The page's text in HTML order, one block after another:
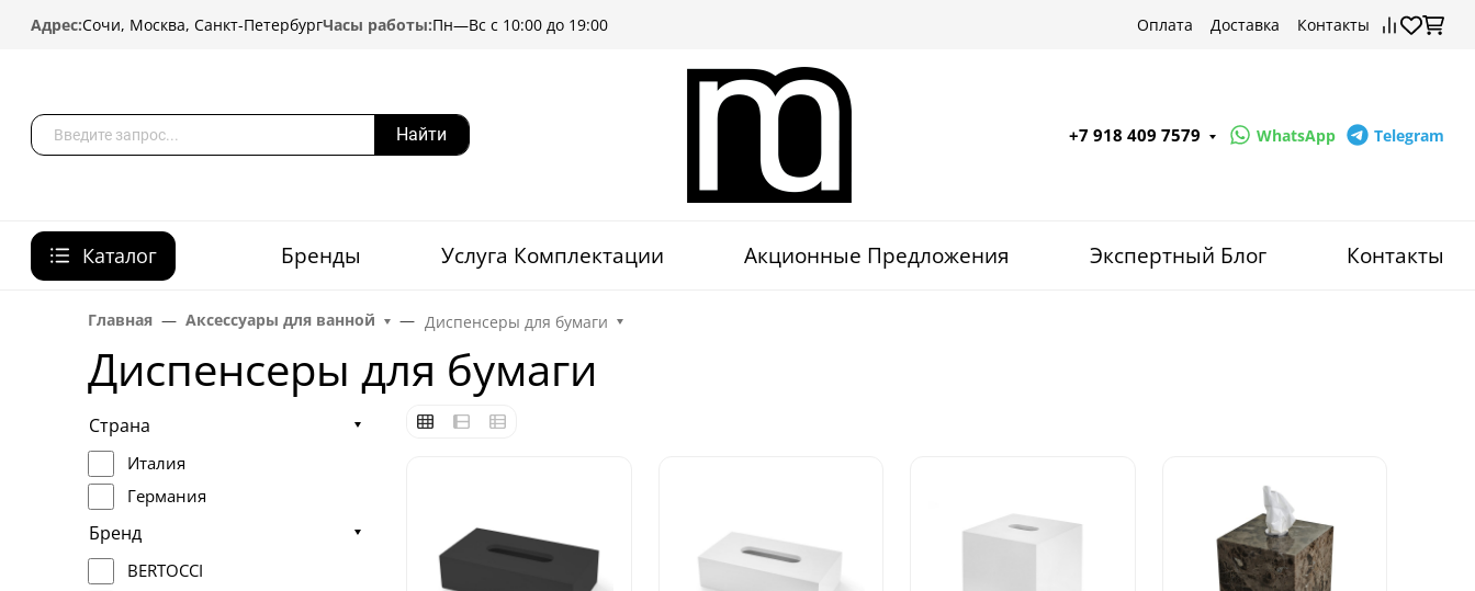
Адрес:Сочи, Москва, Санкт-ПетербургЧасы работы:Пн—Вс с 10:00 до 19:00 Оплата Доставка Контакты
Найти +7 918 409 7579 WhatsApp Telegram
Каталог Бренды Услуга Комплектации Акционные Предложения Экспертный Блог Контакты
Главная Аксессуары для ванной Диспенсеры для бумаги
Диспенсеры для бумаги
Страна
Италия
Германия
Бренд
BERTOCCI